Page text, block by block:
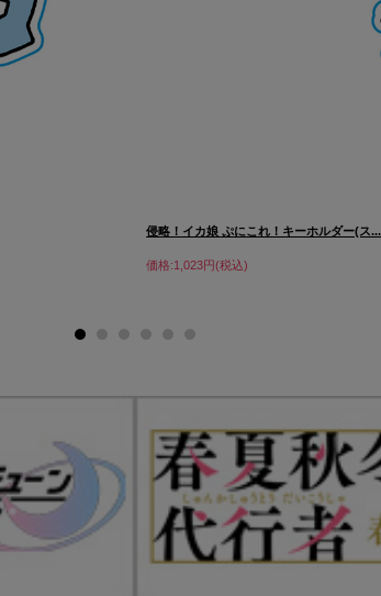
侵略！イカ娘 ぷにこれ！キーホルダー(ス...
価格:1,023円(税込)